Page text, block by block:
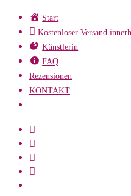
Zum
Inhalt
springen
Start
Kostenloser Versand
Künstlerin
FAQ
Rezensionen
KONTAKT